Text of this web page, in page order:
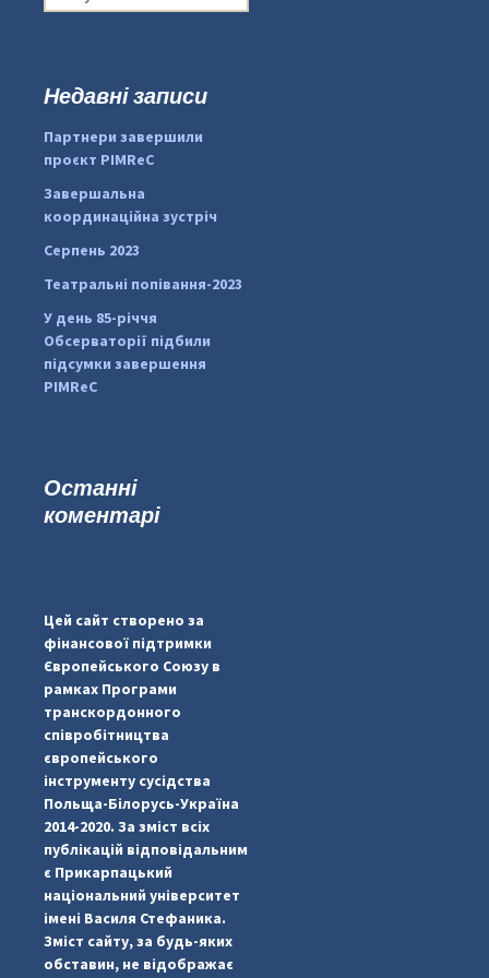
#PipIvanToday
pimrec_project
о
:Недавні записи
Партнери завершили
проєкт PIMReC
Завершальна
координаційна зустріч
Серпень 2023
Театральні попівання-2023
У день 85-річчя
Обсерваторії підбили
підсумки завершення
PIMReC
Останні
коментарі
Цей сайт створено за
фінансової підтримки
Європейського Союзу в
рамках Програми
транскордонного
співробітництва
європейського
інструменту сусідства
Польща-Білорусь-Україна
2014-2020. За зміст всіх
публікацій відповідальним
є Прикарпацький
національний університет
імені Василя Стефаника.
Зміст сайту, за будь-яких
обставин, не відображає